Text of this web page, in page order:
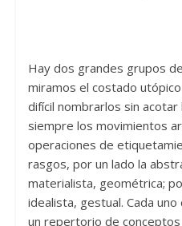
Hay dos grandes grupos
miramos el costado
difícil nombrarlos sin
siempre los movimientos
operaciones de
rasgos, por un lado la
materialista, geométrica;
idealista, gestual. Cada
un repertorio de